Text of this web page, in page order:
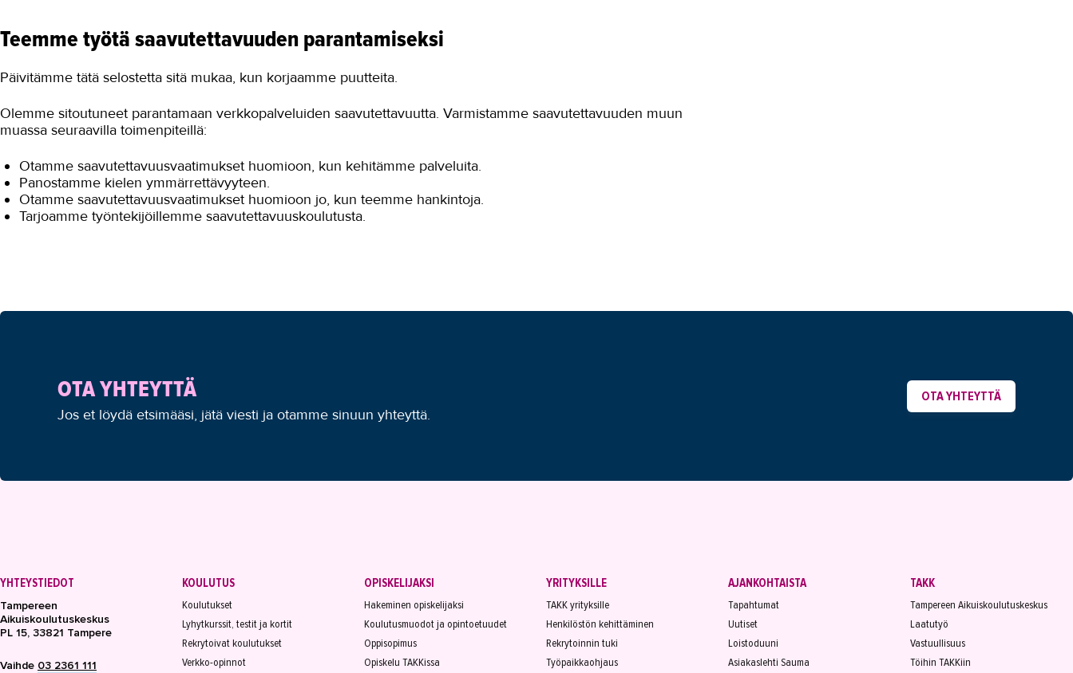
Teemme työtä saavutettavuuden parantamiseksi
Päivitämme tätä selostetta sitä mukaa, kun korjaamme puutteita.
Olemme sitoutuneet parantamaan verkkopalveluiden saavutettavuutta. Varmistamme saavutettavuuden muun
muassa seuraavilla toimenpiteillä:
Otamme saavutettavuusvaatimukset huomioon, kun kehitämme palveluita.
Panostamme kielen ymmärrettävyyteen.
Otamme saavutettavuusvaatimukset huomioon jo, kun teemme hankintoja.
Tarjoamme työntekijöillemme saavutettavuuskoulutusta.
OTA YHTEYTTÄ
Jos et löydä etsimääsi, jätä viesti ja otamme sinuun yhteyttä.
OTA YHTEYTTÄ
YHTEYSTIEDOT
Tampereen
Aikuiskoulutuskeskus
PL 15, 33821 Tampere
Vaihde 03 2361 111
KOULUTUS
Koulutukset
Lyhytkurssit, testit ja kortit
Rekrytoivat koulutukset
Verkko-opinnot
OPISKELIJAKSI
Hakeminen opiskelijaksi
Koulutusmuodot ja opintoetuudet
Oppisopimus
Opiskelu TAKKissa
YRITYKSILLE
TAKK yrityksille
Henkilöstön kehittäminen
Rekrytoinnin tuki
Työpaikkaohjaus
AJANKOHTAISTA
Tapahtumat
Uutiset
Loistoduuni
Asiakaslehti Sauma
TAKK
Tampereen Aikuiskoulutuskeskus
Laatutyö
Vastuullisuus
Töihin TAKKiin